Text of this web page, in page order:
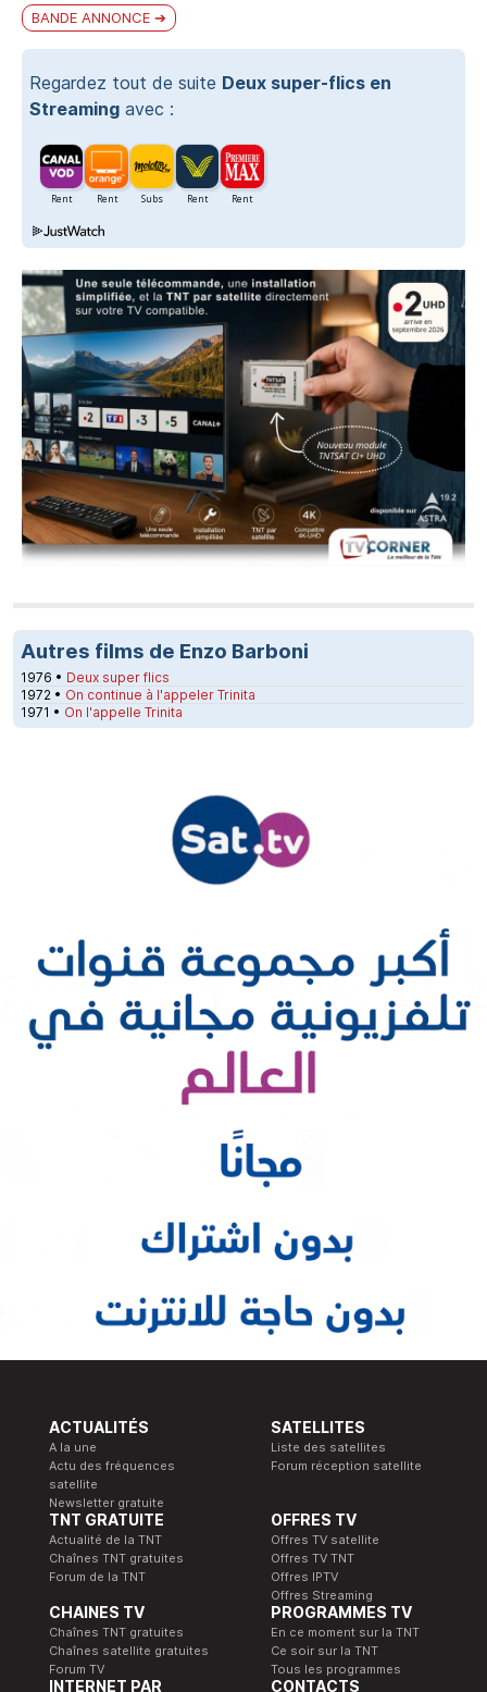
BANDE ANNONCE
Regardez tout de suite Deux super-flics en
Streaming avec :
Autres films de Enzo Barboni
1976 • Deux super flics
1972 • On continue à l'appeler Trinita
1971 • On l'appelle Trinita
ACTUALITÉS
A la une
Actu des fréquences
satellite
Newsletter gratuite
SATELLITES
Liste des satellites
Forum réception satellite
TNT GRATUITE
Actualité de la TNT
Chaînes TNT gratuites
Forum de la TNT
OFFRES TV
Offres TV satellite
Offres TV TNT
Offres IPTV
Offres Streaming
CHAINES TV
Chaînes TNT gratuites
Chaînes satellite gratuites
Forum TV
PROGRAMMES TV
En ce moment sur la TNT
Ce soir sur la TNT
Tous les programmes
INTERNET PAR CONTACTS